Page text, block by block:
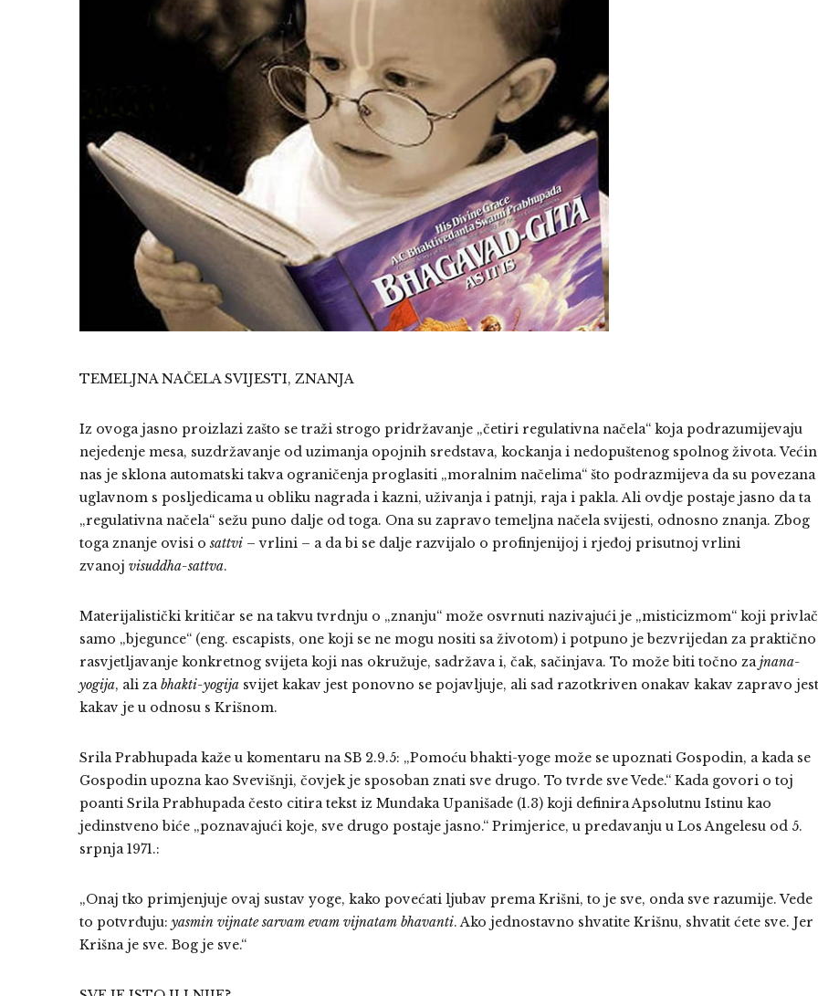
TEMELJNA NAČELA SVIJESTI, ZNANJA
Iz ovoga jasno proizlazi zašto se traži strogo pridržavanje „četiri regulativna načela“ koja podrazumijevaju
nejedenje mesa, suzdržavanje od uzimanja opojnih sredstava, kockanja i nedopuštenog spolnog života.
nas je sklona automatski takva ograničenja proglasiti „moralnim načelima“ što podrazmijeva da su povezana
uglavnom s posljedicama u obliku nagrada i kazni, uživanja i patnji, raja i pakla. Ali ovdje postaje jasno da ta
„regulativna načela“ sežu puno dalje od toga. Ona su zapravo temeljna načela svijesti, odnosno znanja. Zbog
toga znanje ovisi osattvi – vrlini – a da bi se dalje razvijalo o profinjenijoj i rjeđoj prisutnoj vrlini
zvanoj visuddha-sattva.
Materijalistički kritičar se na takvu tvrdnju o „znanju“ može osvrnuti nazivajući je „misticizmom“ koji
samo „bjegunce“ (eng. escapists, one koji se ne mogu nositi sa životom) i potpuno je bezvrijedan za praktično
rasvjetljavanje konkretnog svijeta koji nas okružuje, sadržava i, čak, sačinjava. To može biti točno zajnana-
yogija, ali zabhakti-yogija svijet kakav jest ponovno se pojavljuje, ali sad razotkriven onakav kakav zapravo
kakav je u odnosu s Krišnom.
Srila Prabhupada kaže u komentaru na SB 2.9.5: „Pomoću bhakti-yoge može se upoznati Gospodin, a kada se
Gospodin upozna kao Svevišnji, čovjek je sposoban znati sve drugo. To tvrde sve Vede.“ Kada govori o toj
poanti Srila Prabhupada često citira tekst iz Mundaka Upanišade (1.3) koji definira Apsolutnu Istinu kao
jedinstveno biće „poznavajući koje, sve drugo postaje jasno.“ Primjerice, u predavanju u Los Angelesu od 5.
srpnja 1971.:
„Onaj tko primjenjuje ovaj sustav yoge, kako povećati ljubav prema Krišni, to je sve, onda sve razumije. Vede
to potvrđuju: yasmin vijnate sarvam evam vijnatam bhavanti. Ako jednostavno shvatite Krišnu, shvatit ćete sve. Jer
Krišna je sve. Bog je sve.“